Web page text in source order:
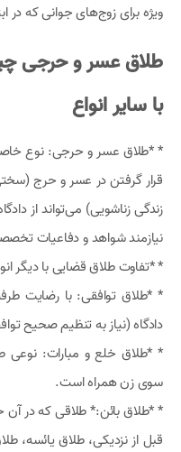
ویژه برای زوج‌های جوانی که در
طلاق عسر و حرجی
با سایر انواع
* *طلاق عسر و حرجی: نوع
قرار گرفتن در عسر و حرج
زندگی زناشویی) می‌تواند از
نیازمند شواهد و دفاعیات
* *تفاوت طلاق قضایی با دیگر
* *طلاق توافقی: با رضایت
دادگاه (نیاز به تنظیم صحیح
* *طلاق خلع و مبارات: نوعی
سوی زن همراه است.
* *طلاق بائن:* طلاقی که در آن
قبل از نزدیکی، طلاق یائسه،